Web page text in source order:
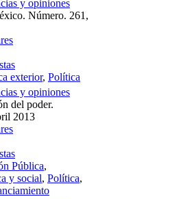
y opiniones
Número. 261,
exterior, Política
y opiniones
del poder.
2013
Pública,
y social, Política,